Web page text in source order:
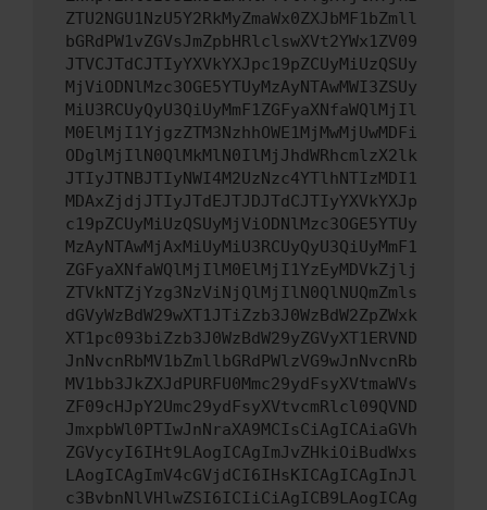
ZTU2NGU1NzU5Y2RkMyZmaWx0ZXJbMF1bZmll
bGRdPW1vZGVsJmZpbHRlclswXVt2YWx1ZV09
JTVCJTdCJTIyYXVkYXJpc19pZCUyMiUzQSUy
MjViODNlMzc3OGE5YTUyMzAyNTAwMWI3ZSUy
MiU3RCUyQyU3QiUyMmF1ZGFyaXNfaWQlMjIl
M0ElMjI1YjgzZTM3NzhhOWE1MjMwMjUwMDFi
ODglMjIlN0QlMkMlN0IlMjJhdWRhcmlzX2lk
JTIyJTNBJTIyNWI4M2UzNzc4YTlhNTIzMDI1
MDAxZjdjJTIyJTdEJTJDJTdCJTIyYXVkYXJp
c19pZCUyMiUzQSUyMjViODNlMzc3OGE5YTUy
MzAyNTAwMjAxMiUyMiU3RCUyQyU3QiUyMmF1
ZGFyaXNfaWQlMjIlM0ElMjI1YzEyMDVkZjlj
ZTVkNTZjYzg3NzViNjQlMjIlN0QlNUQmZmls
dGVyWzBdW29wXT1JTiZzb3J0WzBdW2ZpZWxk
XT1pc093biZzb3J0WzBdW29yZGVyXT1ERVND
JnNvcnRbMV1bZmllbGRdPWlzVG9wJnNvcnRb
MV1bb3JkZXJdPURFU0Mmc29ydFsyXVtmaWVs
ZF09cHJpY2Umc29ydFsyXVtvcmRlcl09QVND
JmxpbWl0PTIwJnNraXA9MCIsCiAgICAiaGVh
ZGVycyI6IHt9LAogICAgImJvZHkiOiBudWxs
LAogICAgImV4cGVjdCI6IHsKICAgICAgInJl
c3BvbnNlVHlwZSI6ICIiCiAgICB9LAogICAg